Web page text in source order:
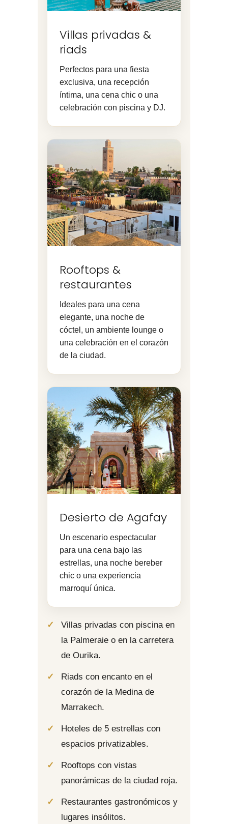
Villas privadas &
riads
Perfectos para una fiesta
exclusiva, una recepción
íntima, una cena chic o una
celebración con piscina y DJ.
Rooftops &
restaurantes
Ideales para una cena
elegante, una noche de
cóctel, un ambiente lounge o
una celebración en el corazón
de la ciudad.
Desierto de Agafay
Un escenario espectacular
para una cena bajo las
estrellas, una noche bereber
chic o una experiencia
marroquí única.
Villas privadas con piscina en
la Palmeraie o en la carretera
de Ourika.
Riads con encanto en el
corazón de la Medina de
Marrakech.
Hoteles de 5 estrellas con
espacios privatizables.
Rooftops con vistas
panorámicas de la ciudad roja.
Restaurantes gastronómicos y
lugares insólitos.